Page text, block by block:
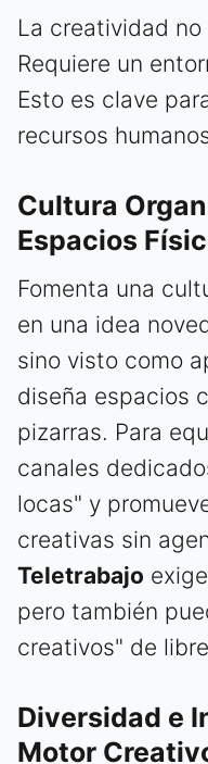
La creatividad
Requiere un
Esto es clave
recursos
Cultura
Espacios
Fomenta una
en una idea
sino visto como
diseña espacios
pizarras. Para
canales
locas" y
creativas sin
Teletrabajo
pero también
creativos" de
Diversidad e
Motor